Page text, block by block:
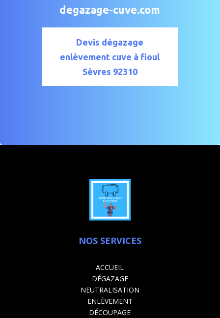
degazage-cuve.com
Devis dégazage
enlèvement cuve à fioul
Sèvres 92310
NOS SERVICES
ACCUEIL
DÉGAZAGE
NEUTRALISATION
ENLÈVEMENT
DÉCOUPAGE